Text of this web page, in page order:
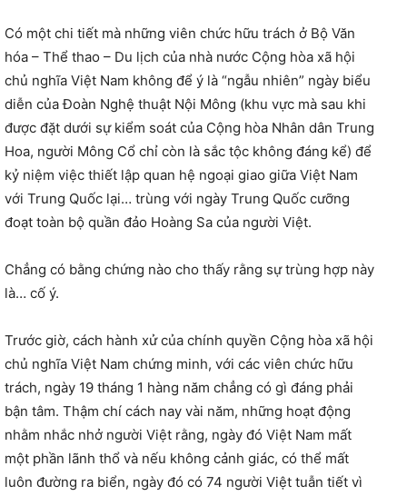
Có một chi tiết mà những viên chức hữu trách ở Bộ Văn
hóa – Thể thao – Du lịch của nhà nước Cộng hòa xã hội
chủ nghĩa Việt Nam không để ý là “ngẫu nhiên” ngày biểu
diễn của Đoàn Nghệ thuật Nội Mông (khu vực mà sau khi
được đặt dưới sự kiểm soát của Cộng hòa Nhân dân Trung
Hoa, người Mông Cổ chỉ còn là sắc tộc không đáng kể) để
kỷ niệm việc thiết lập quan hệ ngoại giao giữa Việt Nam
với Trung Quốc lại… trùng với ngày Trung Quốc cưỡng
đoạt toàn bộ quần đảo Hoàng Sa của người Việt.
Chẳng có bằng chứng nào cho thấy rằng sự trùng hợp này
là… cố ý.
Trước giờ, cách hành xử của chính quyền Cộng hòa xã hội
chủ nghĩa Việt Nam chứng minh, với các viên chức hữu
trách, ngày 19 tháng 1 hàng năm chẳng có gì đáng phải
bận tâm. Thậm chí cách nay vài năm, những hoạt động
nhằm nhắc nhở người Việt rằng, ngày đó Việt Nam mất
một phần lãnh thổ và nếu không cảnh giác, có thể mất
luôn đường ra biển, ngày đó có 74 người Việt tuẫn tiết vì